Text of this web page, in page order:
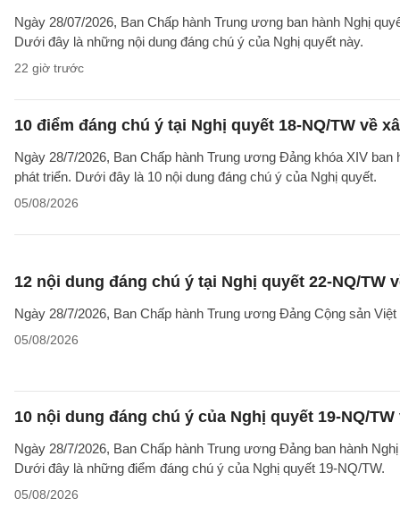
Ngày 28/07/2026, Ban Chấp hành Trung ương ban hành Nghị
Dưới đây là những nội dung đáng chú ý của Nghị quyết này.
22 giờ trước
10 điểm đáng chú ý tại Nghị quyết 18-NQ/TW về
Ngày 28/7/2026, Ban Chấp hành Trung ương Đảng khóa XIV
phát triển. Dưới đây là 10 nội dung đáng chú ý của Nghị quyết.
05/08/2026
12 nội dung đáng chú ý tại Nghị quyết 22-NQ/TW
Ngày 28/7/2026, Ban Chấp hành Trung ương Đảng Cộng sản
05/08/2026
10 nội dung đáng chú ý của Nghị quyết 19-NQ/
Ngày 28/7/2026, Ban Chấp hành Trung ương Đảng ban hành
Dưới đây là những điểm đáng chú ý của Nghị quyết 19-NQ/TW.
05/08/2026